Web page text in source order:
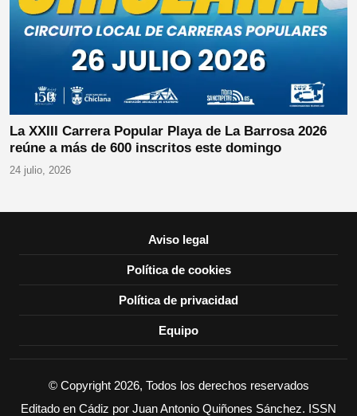
La XXIII Carrera Popular Playa de La Barrosa 2026
reúne a más de 600 inscritos este domingo
24 julio, 2026
Aviso legal
Política de cookies
Política de privacidad
Equipo
© Copyright 2026, Todos los derechos reservados
Editado en Cádiz por Juan Antonio Quiñones Sánchez. ISSN